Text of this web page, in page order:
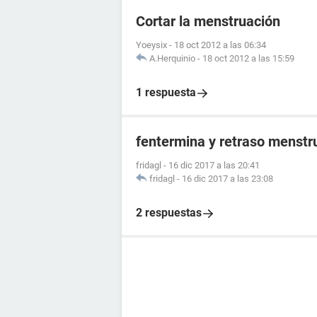
Cortar la menstruación
Yoeysix - 18 oct 2012 a las 06:34
A.Herquinio - 18 oct 2012 a las 15:59
1 respuesta
fentermina y retraso
fridagl - 16 dic 2017 a las 20:41
fridagl - 16 dic 2017 a las 23:08
2 respuestas